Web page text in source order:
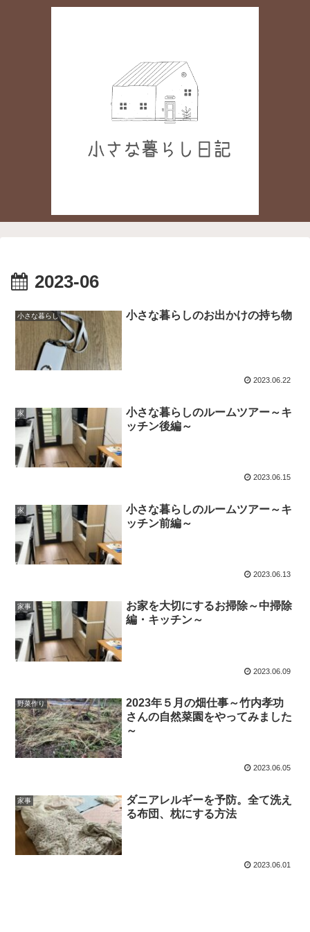
2023-06
小さな暮らし 小さな暮らしのお出かけの持ち物
2023.06.22
家
小さな暮らしのルームツアー～キ
ッチン後編～
2023.06.15
家
小さな暮らしのルームツアー～キ
ッチン前編～
2023.06.13
家事
お家を大切にするお掃除～中掃除
編・キッチン～
2023.06.09
野菜作り
2023年５月の畑仕事～竹内孝功
さんの自然菜園をやってみました
～
2023.06.05
家事
ダニアレルギーを予防。全て洗え
る布団、枕にする方法
2023.06.01